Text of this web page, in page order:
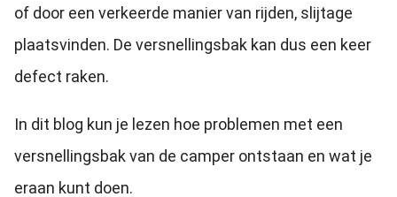
of door een verkeerde manier van rijden, slijtage
plaatsvinden. De versnellingsbak kan dus een keer
defect raken.
In dit blog kun je lezen hoe problemen met een
versnellingsbak van de camper ontstaan en wat je
eraan kunt doen.